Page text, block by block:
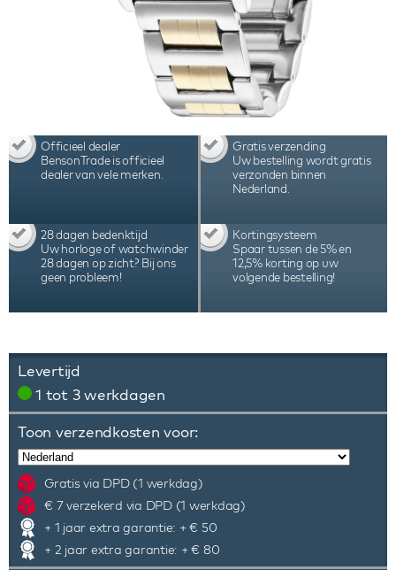
Officieel dealer
BensonTrade is officieel
dealer van vele merken.
Gratis verzending
Uw bestelling wordt gratis
verzonden binnen
Nederland.
28 dagen bedenktijd
Uw horloge of watchwinder
28 dagen op zicht? Bij ons
geen probleem!
Kortingsysteem
Spaar tussen de 5% en
12,5% korting op uw
volgende bestelling!
Levertijd
1 tot 3 werkdagen
Toon verzendkosten voor:
Gratis via DPD (1 werkdag)
€ 7 verzekerd via DPD (1 werkdag)
+ 1 jaar extra garantie: + € 50
+ 2 jaar extra garantie: + € 80